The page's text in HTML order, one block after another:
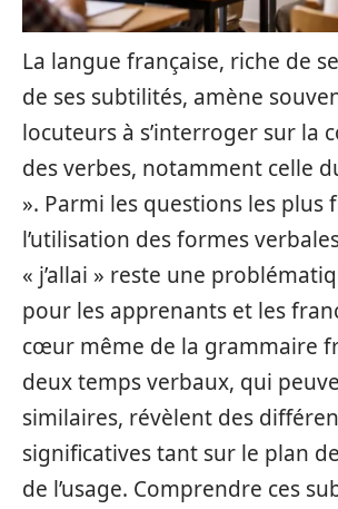
La langue française, riche de
de ses subtilités, amène
locuteurs à s’interroger sur la
des verbes, notamment celle
». Parmi les questions les plus
l’utilisation des formes
« j’allai » reste une
pour les apprenants et les
cœur même de la grammaire
deux temps verbaux, qui
similaires, révèlent des
significatives tant sur le plan
de l’usage. Comprendre ces